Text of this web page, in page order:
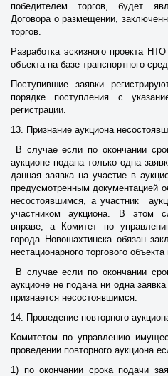
победителем торгов, будет
Договора о размещении,
торгов.
Разработка эскизного проекта
объекта на базе транспортного
Поступившие заявки
порядке поступления с
регистрации.
13. Признание аукциона
В случае если по окончании
аукционе подана только одна
данная заявка на участие в
предусмотренным документацией
несостоявшимся, а участник
участником аукциона. В этом
вправе, а Комитет по
города Новошахтинска обязан
нестационарного торгового
В случае если по окончании
аукционе не подана ни одна
признается несостоявшимся.
14. Проведение повторного
Комитетом по управлению
проведении повторного аукциона
1) по окончании срока подачи